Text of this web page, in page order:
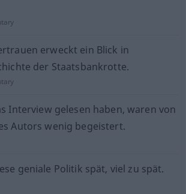
erweckt ein Blick in
der Staatsbankrotte.
Interview gelesen haben, waren von
Autors wenig begeistert.
geniale Politik spät, viel zu spät.